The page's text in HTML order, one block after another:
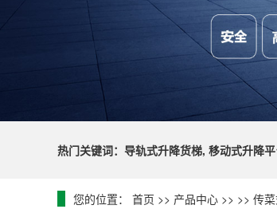
热门关键词：导轨式升降货梯, 移动式升降
您的位置： 首页 >> 产品中心 >> >> 传